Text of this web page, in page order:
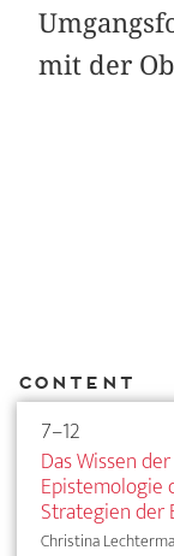
mit der
Content
7–12
Das Wissen
Epistemologie
Strategien der
Christina